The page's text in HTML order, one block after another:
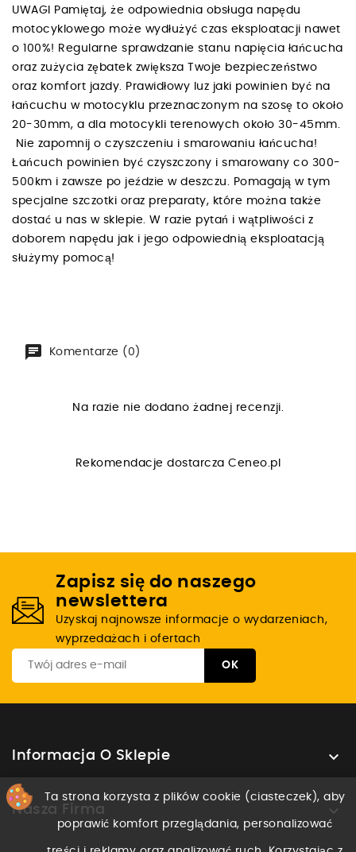
UWAGI Pamiętaj, że odpowiednia obsługa napędu
motocyklowego może wydłużyć czas eksploatacji nawet
o 100%! Regularne sprawdzanie stanu napięcia łańcucha
oraz zużycia zębatek zwiększa Twoje bezpieczeństwo
oraz komfort jazdy. Prawidłowy luz jaki powinien być na
łańcuchu w motocyklu przeznaczonym na szosę to około
20-30mm, a dla motocykli terenowych około 30-45mm.
Nie zapomnij o czyszczeniu i smarowaniu łańcucha!
Łańcuch powinien być czyszczony i smarowany co 300-
500km i zawsze po jeździe w deszczu. Pomagają w tym
specjalne szczotki oraz preparaty, które można także
dostać u nas w sklepie. W razie pytań i wątpliwości z
doborem napędu jak i jego odpowiednią eksploatacją
służymy pomocą!
Komentarze (0)
Na razie nie dodano żadnej recenzji.
Rekomendacje dostarczaCeneo.pl
Zapisz się do naszego
newslettera
Uzyskaj najnowsze informacje o wydarzeniach,
wyprzedażach i ofertach
Informacja O Sklepie 
Nasza Firma 
Ta strona korzysta z plików cookie (ciasteczek), aby
poprawić komfort przeglądania, personalizować